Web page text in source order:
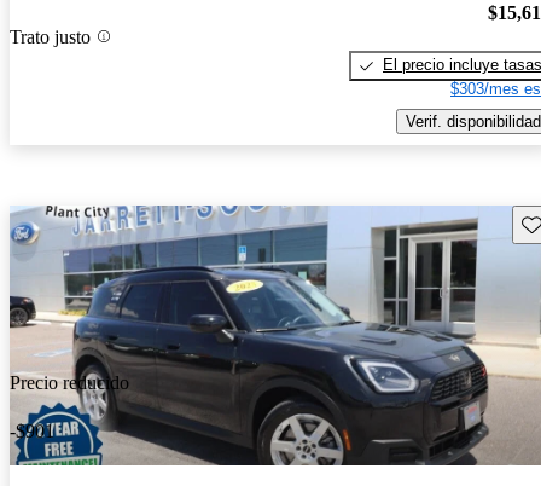
Trato justo
El precio incluye tasas
$303/mes
Verif. disponibilidad
Precio reducido
-$901